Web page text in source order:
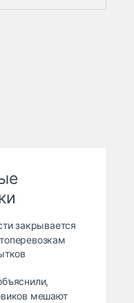
закрывается
мешают